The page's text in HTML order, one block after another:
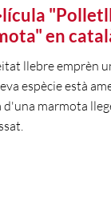
en
llebre emprèn
espècie està
d'una marmota